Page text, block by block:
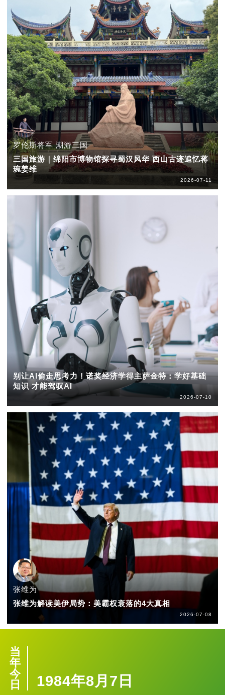
罗伦斯将军 潮游三国
三国旅游｜绵阳市博物馆探寻蜀汉风华 西山古迹追忆蒋
琬姜维
2026-07-11
别让AI偷走思考力！诺奖经济学得主萨金特：学好基础
知识 才能驾驭AI
2026-07-10
张维为
张维为解读美伊局势：美霸权衰落的4大真相
2026-07-08
当
年
今
日
1984年8月7日